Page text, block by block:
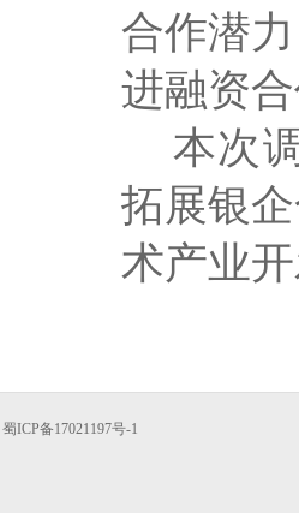
合作潜
进融资
本次
拓展银
术产业
蜀ICP备17021197号-1